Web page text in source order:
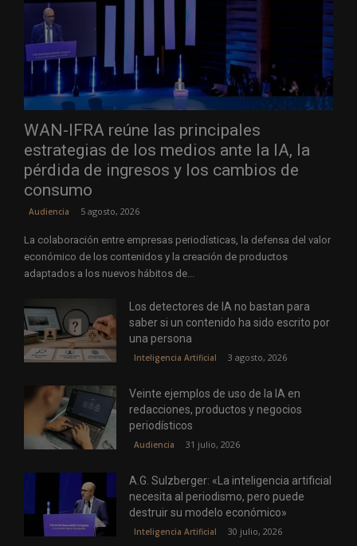
WAN-IFRA reúne las principales
estrategias de los medios ante la IA, la
pérdida de ingresos y los cambios de
consumo
Audiencia 5 agosto, 2026
La colaboración entre empresas periodísticas, la defensa del valor
económico de los contenidos y la creación de productos
adaptados a los nuevos hábitos de...
Los detectores de IA no bastan para
saber si un contenido ha sido escrito por
una persona
Inteligencia Artificial 3 agosto, 2026
Veinte ejemplos de uso de la IA en
redacciones, productos y negocios
periodísticos
Audiencia 31 julio, 2026
A.G. Sulzberger: «La inteligencia artificial
necesita al periodismo, pero puede
destruir su modelo económico»
Inteligencia Artificial 30 julio, 2026